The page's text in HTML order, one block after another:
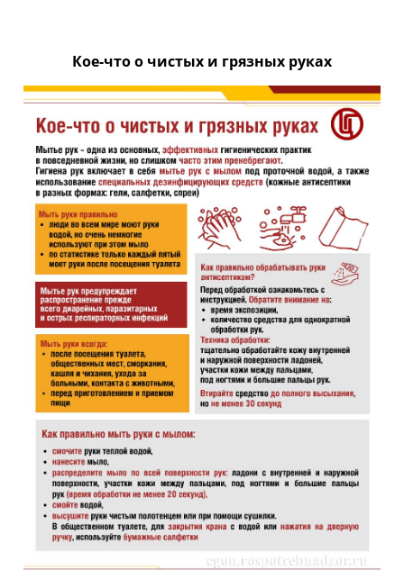
Кое-что о чистых и грязных руках